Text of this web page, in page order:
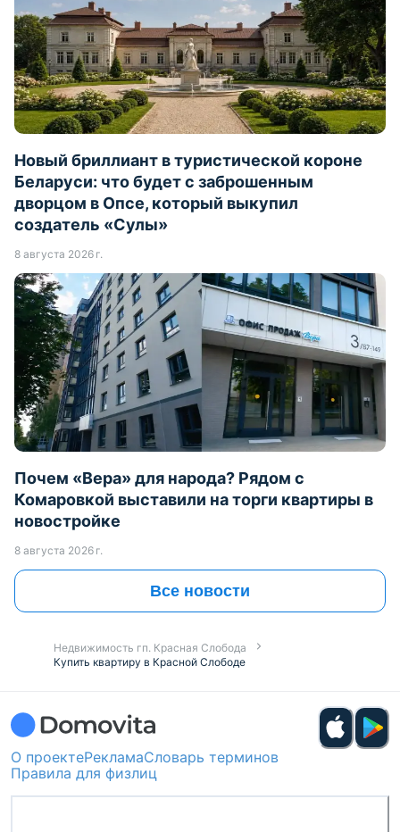
Новый бриллиант в туристической короне
Беларуси: что будет с заброшенным
дворцом в Опсе, который выкупил
создатель «Сулы»
8 августа 2026 г.
Почем «Вера» для народа? Рядом с
Комаровкой выставили на торги квартиры в
новостройке
8 августа 2026 г.
Все новости
Недвижимость гп. Красная Слобода
Купить квартиру в Красной Слободе
О проектеРекламаСловарь терминов
Правила для физлиц